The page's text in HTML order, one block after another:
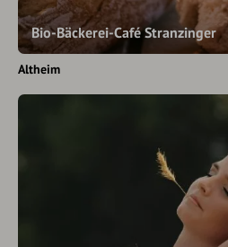
Bio-Bäckerei-Café Stranzinger
Altheim